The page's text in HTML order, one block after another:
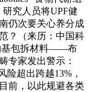
究人员将UPF健
仍次要关心养分成
？（来历：中国科
基包拆材料——布
专家发出警示：
险超出跨越13%，
前，以此规避各类